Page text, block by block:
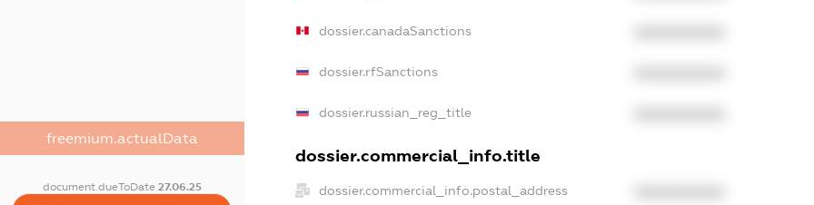
freemium.actualData
document.dueToDate 27.06.25
dossier.canadaSanctions
dossier.rfSanctions
dossier.russian_reg_title
dossier.commercial_info.title
dossier.commercial_info.postal_address